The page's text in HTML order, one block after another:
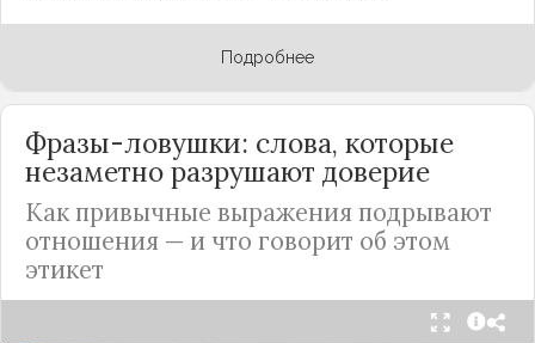
Подробнее
Фразы-ловушки: слова, которые
незаметно разрушают доверие
Как привычные выражения подрывают
отношения — и что говорит об этом
этикет